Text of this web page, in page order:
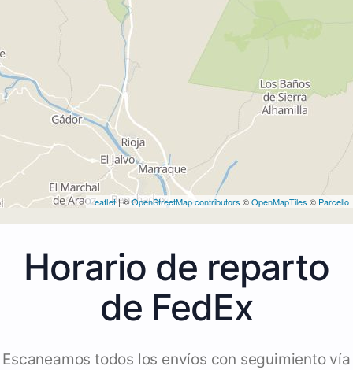
Leaflet| ©OpenStreetMap contributors ©OpenMapTiles © Parcello
Horario de reparto
de FedEx
Escaneamos todos los envíos con seguimiento vía